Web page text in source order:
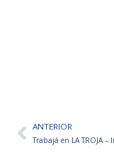
AntANTERIOR